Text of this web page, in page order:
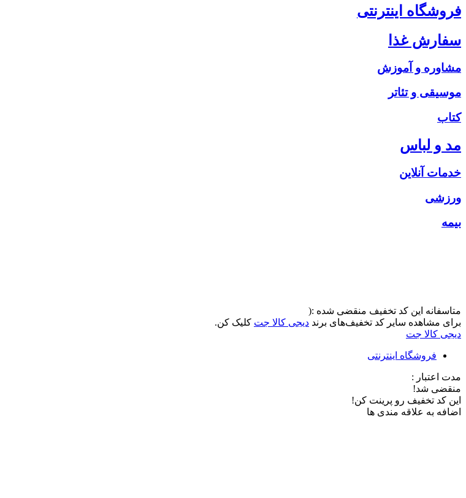
فروشگاه اینترنتی
سفارش غذا
مشاوره و آموزش
موسیقی و تئاتر
کتاب
مد و لباس
خدمات آنلاین
ورزشی
بیمه
متاسفانه این کد تخفیف منقضی شده :(
برای مشاهده سایر کد تخفیف‌های برند دیجی کالا جت کلیک کن.
دیجی کالا جت
فروشگاه اینترنتی
مدت اعتبار :
منقضی شد!
این کد تخفیف رو پرینت کن!
اضافه به علاقه مندی ها